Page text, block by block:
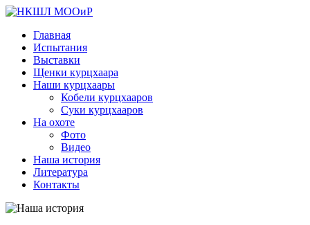
Главная
Испытания
Выставки
Щенки курцхаара
Наши курцхаары
Кобели курцхааров
Суки курцхааров
На охоте
Фото
Видео
Наша история
Литература
Контакты